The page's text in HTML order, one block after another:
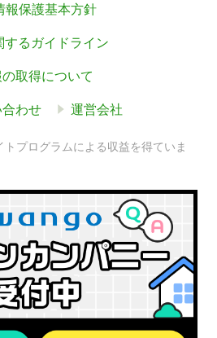
報保護基本方針
るガイドライン
取得について
わせ 運営会社
プログラムによる収益を得ていま